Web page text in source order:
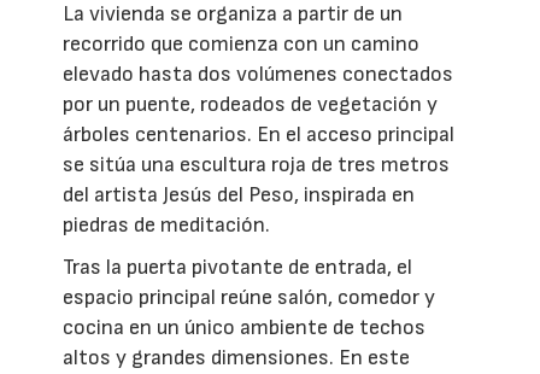
La vivienda se organiza a partir de un
recorrido que comienza con un camino
elevado hasta dos volúmenes conectados
por un puente, rodeados de vegetación y
árboles centenarios. En el acceso principal
se sitúa una escultura roja de tres metros
del artista Jesús del Peso, inspirada en
piedras de meditación.
Tras la puerta pivotante de entrada, el
espacio principal reúne salón, comedor y
cocina en un único ambiente de techos
altos y grandes dimensiones. En este